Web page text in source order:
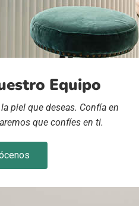
Equipo
piel que deseas. Confía en
que confíes en ti.